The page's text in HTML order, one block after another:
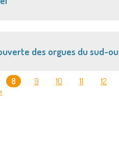
des orgues du sud-
8 9 10 11 12